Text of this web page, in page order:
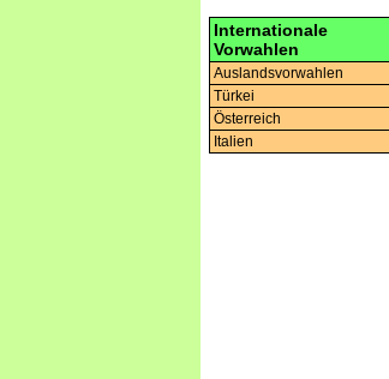
Internationale
Vorwahlen
Auslandsvorwahlen
Türkei
Österreich
Italien